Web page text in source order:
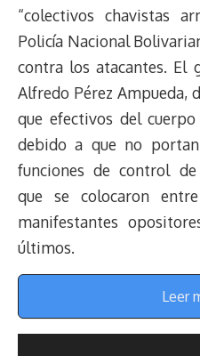
“colectivos chavistas
Policía Nacional
contra los atacantes. El
Alfredo Pérez Ampueda,
que efectivos del
debido a que no
funciones de control de
que se colocaron
manifestantes
últimos.
Leer